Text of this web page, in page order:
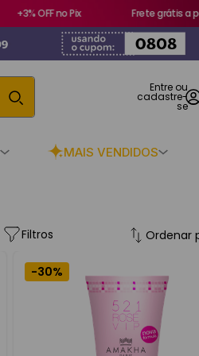
+3% OFF no Pix Frete grátis a
MAIS VENDIDOS
Filtros
Limpar Tudo
Ordenar
-30%